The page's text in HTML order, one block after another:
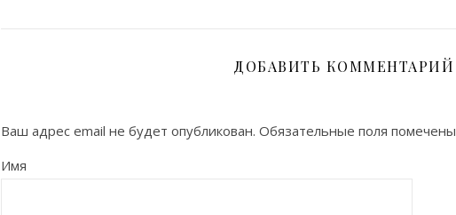
ДОБАВИТЬ КОММЕНТАРИЙ
Ваш адрес email не будет опубликован. Обязательные поля помечены
Имя